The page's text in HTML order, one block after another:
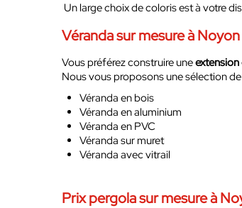
Un large choix de coloris est à votre
Véranda sur mesure à Noyon
Vous préférez construire une
Nous vous proposons une sélection de
Véranda en bois
Véranda en aluminium
Véranda en PVC
Véranda sur muret
Véranda avec vitrail
Prix pergola sur mesure à